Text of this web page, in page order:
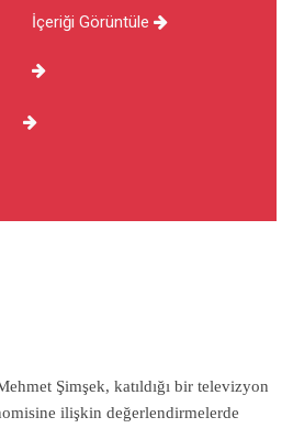
İçeriği Görüntüle
Şimşek, katıldığı bir televizyon
ilişkin değerlendirmelerde